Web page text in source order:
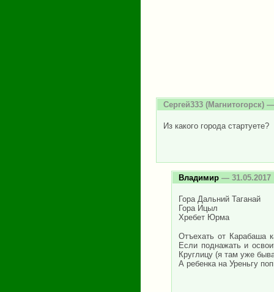
Сергей333 (Магнитогорск)
Из какого города стартуете?
Владимир — 31.05.2017
Гора Дальний Таганай
Гора Ицыл
Хребет Юрма
Отъехать от Карабаша
Если поднажать и
Круглицу (я там уже
А ребенка на Уреньгу